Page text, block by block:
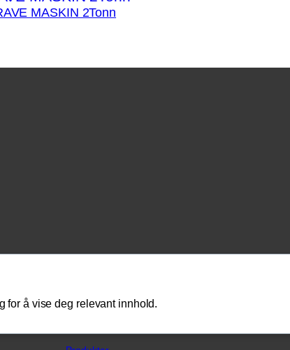
MASKIN 2Tonn
for å vise deg relevant innhold.